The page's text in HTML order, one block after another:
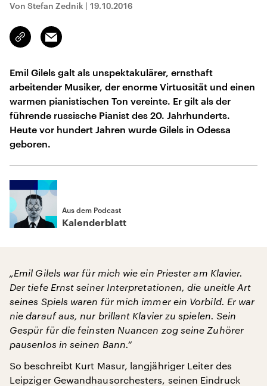
Von Stefan Zednik | 19.10.2016
Link
kopieren/teilen
Email
Emil Gilels galt als unspektakulärer, ernsthaft
arbeitender Musiker, der enorme Virtuosität und einen
warmen pianistischen Ton vereinte. Er gilt als der
führende russische Pianist des 20. Jahrhunderts.
Heute vor hundert Jahren wurde Gilels in Odessa
geboren.
Aus dem Podcast
Kalenderblatt
„Emil Gilels war für mich wie ein Priester am Klavier.
Der tiefe Ernst seiner Interpretationen, die uneitle Art
seines Spiels waren für mich immer ein Vorbild. Er war
nie darauf aus, nur brillant Klavier zu spielen. Sein
Gespür für die feinsten Nuancen zog seine Zuhörer
pausenlos in seinen Bann.“
So beschreibt Kurt Masur, langjähriger Leiter des
Leipziger Gewandhausorchesters, seinen Eindruck